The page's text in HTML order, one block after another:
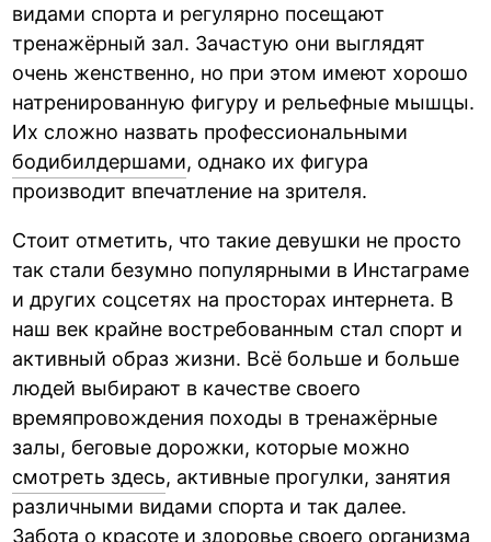
видами спорта и регулярно посещают
тренажёрный зал. Зачастую они выглядят
очень женственно, но при этом имеют хорошо
натренированную фигуру и рельефные мышцы.
Их сложно назвать профессиональными
бодибилдершами, однако их фигура
производит впечатление на зрителя.
Стоит отметить, что такие девушки не просто
так стали безумно популярными в Инстаграме
и других соцсетях на просторах интернета. В
наш век крайне востребованным стал спорт и
активный образ жизни. Всё больше и больше
людей выбирают в качестве своего
времяпровождения походы в тренажёрные
залы, беговые дорожки, которые можно
смотреть здесь, активные прогулки, занятия
различными видами спорта и так далее.
Забота о красоте и здоровье своего организма